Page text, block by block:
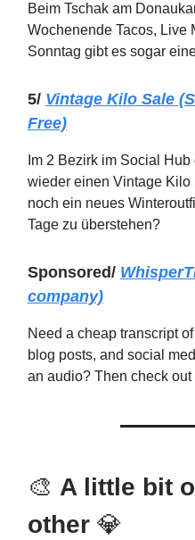
Beim Tschak am
Wochenende Tacos, Live
Sonntag gibt es sogar
5/ Vintage Kilo Sale
Free)
Im 2 Bezirk im Social
wieder einen Vintage
noch ein neues
Tage zu überstehen?
Sponsored/
company)
Need a cheap transcript
blog posts, and social
an audio? Then check out
🎨 A little bit
other 💎